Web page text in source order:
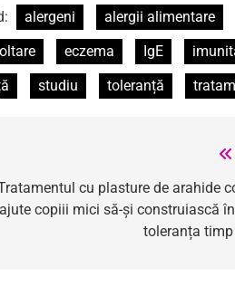
alergeni alergii alimentare
eczema IgE
studiu toleranță
cu plasture de arahide
ajute copiii mici să-și construiască
toleranța